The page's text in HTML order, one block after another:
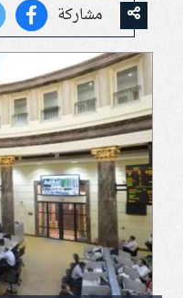
مشاركة